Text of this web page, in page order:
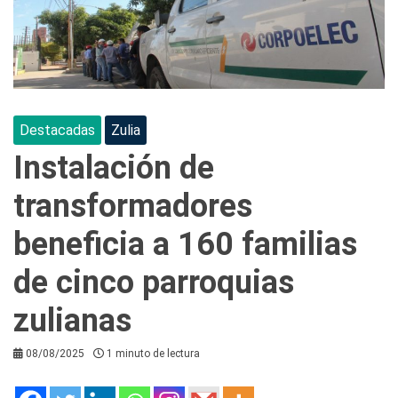
Destacadas Zulia
Instalación de
transformadores
beneficia a 160 familias
de cinco parroquias
zulianas
08/08/2025 1 minuto de lectura